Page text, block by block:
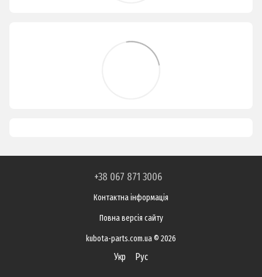
+38 067 871 3006
Контактна інформація
Повна версія сайту
kubota-parts.com.ua © 2026
Укр Рус